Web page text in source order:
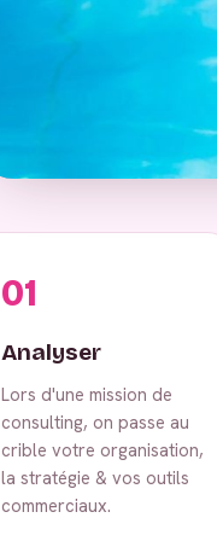
01
Analyser
Lors d'une mission de
consulting, on passe au
crible votre organisation,
la stratégie & vos outils
commerciaux.